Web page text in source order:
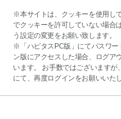
※本サイトは、クッキーを使用し
でクッキーを許可していない場合
う設定の変更をお願い致します。
※「ハピタスPC版」にてパスワー
ン版にアクセスした場合、ログア
います。 お手数ではございますが
にて、再度ログインをお願いいたし